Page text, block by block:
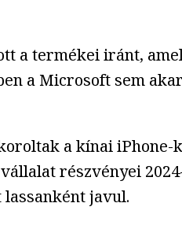
a termékei iránt,
a Microsoft sem
a kínai iPhone-
részvényei
javul.